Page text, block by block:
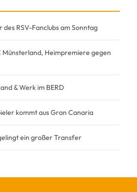
RSV-Fanclubs am Sonntag
Münsterland, Heimpremiere gegen
& Werk im BERD
kommt aus Gran Canaria
ein großer Transfer